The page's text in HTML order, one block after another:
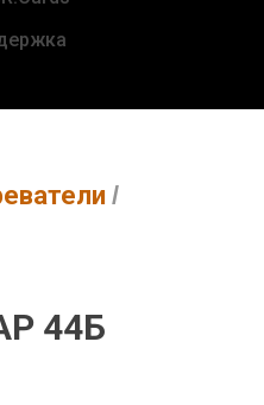
/
44Б